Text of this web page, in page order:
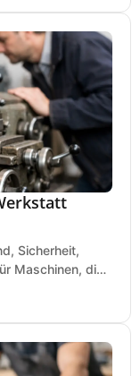
Sicherheit,
Maschinen, die